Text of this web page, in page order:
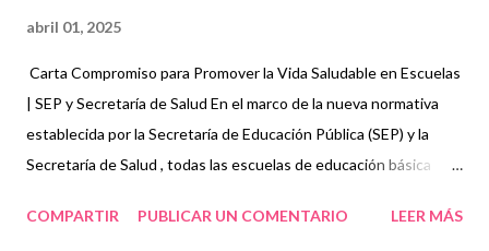
abril 01, 2025
Carta Compromiso para Promover la Vida Saludable en Escuelas
| SEP y Secretaría de Salud En el marco de la nueva normativa
establecida por la Secretaría de Educación Pública (SEP) y la
Secretaría de Salud , todas las escuelas de educación básica
tutores para garantizar la promoción de hábitos alimenticios
COMPARTIR PUBLICAR UN COMENTARIO LEER MÁS